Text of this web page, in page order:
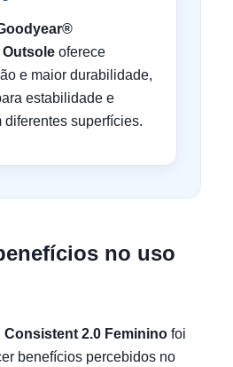
Outsole oferece
e maior durabilidade,
estabilidade e
diferentes superfícies.
no uso
2.0 Feminino foi
benefícios percebidos no